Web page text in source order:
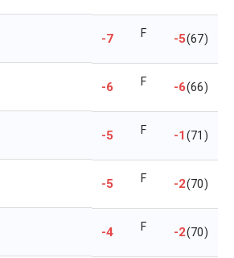
-7 F -5(67)
-6 F -6(66)
-5 F -1(71)
-5 F -2(70)
-4 F -2(70)